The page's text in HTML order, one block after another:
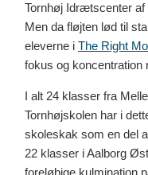
Tornhøj Idrætscenter af
Men da fløjten lød til
eleverne i The Right
fokus og koncentration
I alt 24 klasser fra
Tornhøjskolen har i
skoleskak som en del
22 klasser i Aalborg
foreløbige kulmination